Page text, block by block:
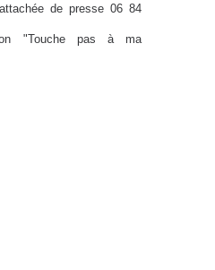
de presse 06 84
"Touche pas à ma